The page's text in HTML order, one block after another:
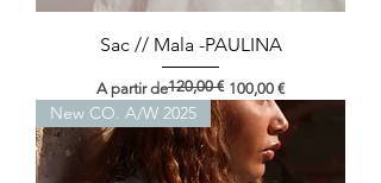
Sac // Mala -PAULINA
A partir de
Preço normal120,00 € 100,00 €
Preço promocional
New CO. A/W 2025